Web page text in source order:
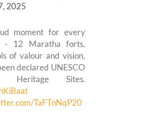
2025
moment for every
- 12 Maratha forts,
of valour and vision,
declared UNESCO
Heritage Sites.
TaFTnNqP20